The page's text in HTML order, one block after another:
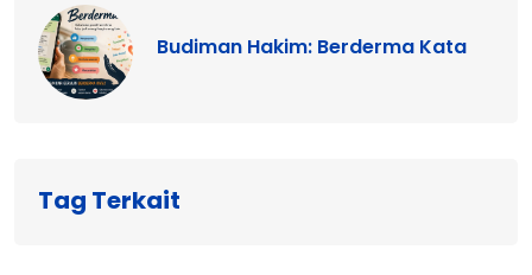
Budiman Hakim: Berderma Kata
Tag Terkait